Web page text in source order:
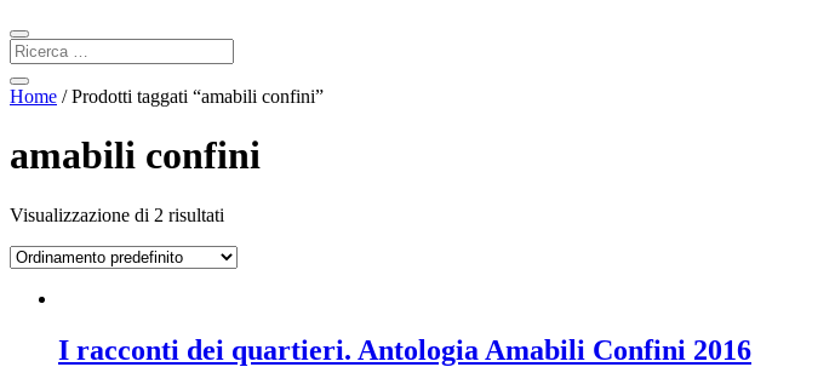
Home / Prodotti taggati “amabili confini”
amabili confini
Visualizzazione di 2 risultati
I racconti dei quartieri. Antologia Amabili Confini 2016